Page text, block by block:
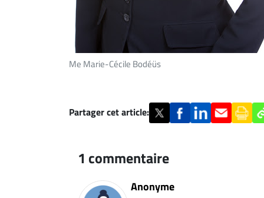
Me Marie-Cécile Bodéüs
Partager cet article:
1 commentaire
Anonyme